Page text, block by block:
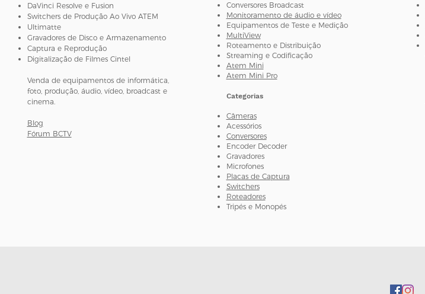
DaVinci Resolve e Fusion
Switchers de Produção Ao Vivo ATEM
Ultimatte
Gravadores de Disco e Armazenamento
Captura e Reprodução
Digitalização de Filmes Cintel
Venda de equipamentos de informática,
foto, produção, áudio, vídeo, broadcast e
cinema.
Blog
Fórum BCTV
Conversores Broadcast
Monitoramento de áudio e vídeo
Equipamentos de Teste e Medição
MultiView
Roteamento e Distribuição
Streaming e Codificação
Atem Mini
Atem Mini Pro
Categorias
Câmeras
Acessórios
Conversores
Encoder Decoder
Gravadores
Microfones
Placas de Captura
Switchers
Roteadores
Tripés e Monopés